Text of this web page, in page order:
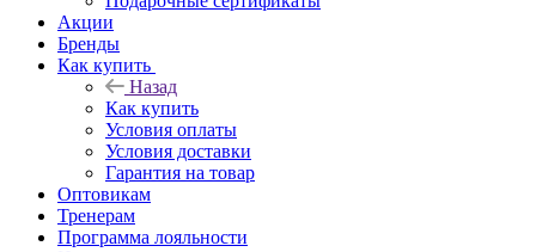
Акции
Бренды
Как купить
Назад
Как купить
Условия оплаты
Условия доставки
Гарантия на товар
Оптовикам
Тренерам
Программа лояльности